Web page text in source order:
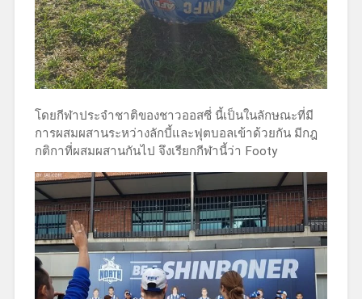
โดยกีฬาประจำชาติของชาวออสซี่ นี้เป็นในลักษณะที่มี
การผสมผสานระหว่างลักบี้และฟุตบอลเข้าด้วยกัน มีกฎ
กติกาที่ผสมผสานกันไป จึงเรียกกีฬานี้ว่า Footy